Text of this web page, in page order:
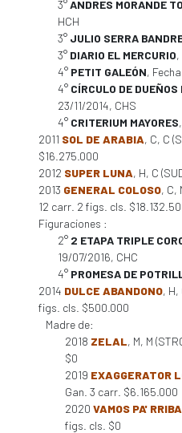
3°ANDRES MORANDE
HCH
3° JULIO SERRA
3° DIARIO EL MERCURIO
4° PETIT GALEÓN,
4° CÍRCULO DE
23/11/2014, CHS
4° CRITERIUM MAYORES
2011 SOL DE ARABIA, C, C
$16.275.000
2012 SUPER LUNA, H, C
2013 GENERAL COLOSO, C,
12 carr. 2 figs. cls.
Figuraciones :
2° 2 ETAPA TRIPLE
19/07/2016, CHC
4° PROMESA DE
2014 DULCE ABANDONO, H,
figs. cls. $500.000
Madre de:
2018 ZELAL, M, M
$0
2019 EXAGGERATOR
Gan. 3 carr. $6.165.000
2020 VAMOS PA' RRIBA
figs. cls. $0